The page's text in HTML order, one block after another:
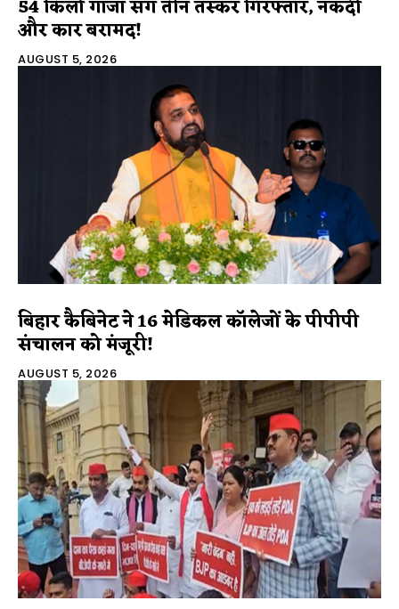
54 किलो गांजा संग तीन तस्कर गिरफ्तार, नकदी
और कार बरामद!
AUGUST 5, 2026
बिहार कैबिनेट ने 16 मेडिकल कॉलेजों के पीपीपी
संचालन को मंजूरी!
AUGUST 5, 2026